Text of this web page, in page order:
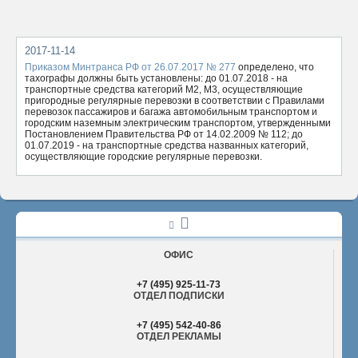
2017-11-14
Приказом Минтранса РФ от 26.07.2017 № 277 определено, что
тахографы должны быть установлены: до 01.07.2018 - на
транспортные средства категорий М2, М3, осуществляющие
пригородные регулярные перевозки в соответствии с Правилами
перевозок пассажиров и багажа автомобильным транспортом и
городским наземным электрическим транспортом, утвержденными
Постановлением Правительства РФ от 14.02.2009 № 112; до
01.07.2019 - на транспортные средства названных категорий,
осуществляющие городские регулярные перевозки.
ОФИС
+7 (495) 925-11-73
ОТДЕЛ ПОДПИСКИ
+7 (495) 542-40-86
ОТДЕЛ РЕКЛАМЫ